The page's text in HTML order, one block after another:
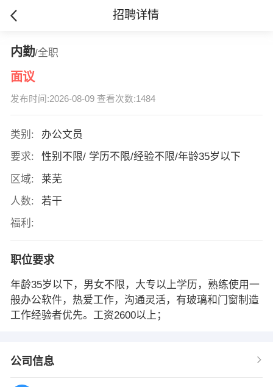
招聘详情
内勤/全职
面议
发布时间:2026-08-09 查看次数:1484
类别:
办公文员
要求:
性别不限/ 学历不限/经验不限/年龄35岁以下
区域:
莱芜
人数:
若干
福利:
职位要求
年龄35岁以下，男女不限，大专以上学历，熟练使用一
般办公软件，热爱工作，沟通灵活，有玻璃和门窗制造
工作经验者优先。工资2600以上；
公司信息